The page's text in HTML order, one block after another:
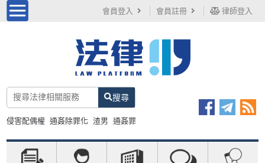
會員登入 會員註冊 律師登入
搜尋
侵害配偶權 通姦除罪化 渣男 通姦罪